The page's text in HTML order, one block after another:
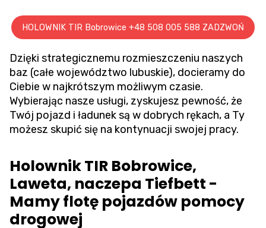
HOLOWNIK TIR Bobrowice +48 508 005 588 ZADZWOŃ
Dzięki strategicznemu rozmieszczeniu naszych
baz (całe województwo lubuskie), docieramy do
Ciebie w najkrótszym możliwym czasie.
Wybierając nasze usługi, zyskujesz pewność, że
Twój pojazd i ładunek są w dobrych rękach, a Ty
możesz skupić się na kontynuacji swojej pracy.
Holownik TIR Bobrowice,
Laweta, naczepa Tiefbett -
Mamy flotę pojazdów pomocy
drogowej